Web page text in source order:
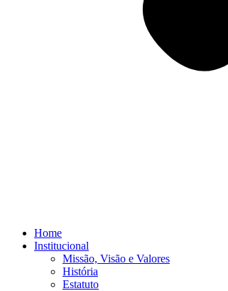
Home
Institucional
Missão, Visão e Valores
História
Estatuto